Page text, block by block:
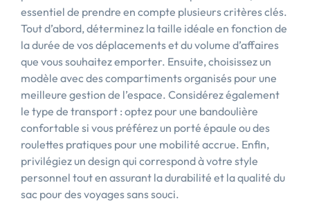
essentiel de prendre en compte plusieurs critères clés.
Tout d’abord, déterminez la taille idéale en fonction de
la durée de vos déplacements et du volume d’affaires
que vous souhaitez emporter. Ensuite, choisissez un
modèle avec des compartiments organisés pour une
meilleure gestion de l’espace. Considérez également
le type de transport : optez pour une bandoulière
confortable si vous préférez un porté épaule ou des
roulettes pratiques pour une mobilité accrue. Enfin,
privilégiez un design qui correspond à votre style
personnel tout en assurant la durabilité et la qualité du
sac pour des voyages sans souci.